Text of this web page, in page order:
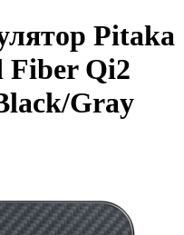
Pitaka
Fiber Qi2
Gray